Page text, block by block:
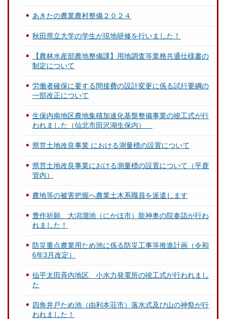
あきたの農業農村整備２０２４
秋田県立大学の学生が現地研修を行いました！
【農林水産部農地整備課】用地調査等業務共通仕様書の
制定について
労働者確保に要する間接費の設計変更に係る試行要綱の
一部改正について
生保内南地区農地集積加速化基盤整備事業の竣工式が行
われました（仙北市田沢湖生保内）
県営土地改良事業 における測量標の設置について
県営土地改良事業における測量標の設置について（平鹿
管内）
農地等の被害把握へ農業土木系職員を派遣します
豊作祈願、大潟溜池（にかほ市）龍神奥の院参詣が行わ
れました！
防災重点農業用ため池に係る防災工事等推進計画（令和
6年3月改定）
仙平太田斉内地区 小水力発電所の竣工式が行われまし
た
四角井戸ため池（由利本荘市）落水式及び山の神祭が行
われました！